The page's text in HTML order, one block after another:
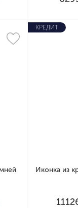
КРЕДИТ
Иконка из